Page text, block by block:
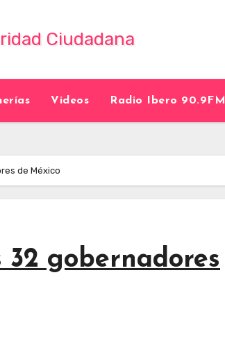
Videos Radio Ibero 90.9FM
de México
gobernadores